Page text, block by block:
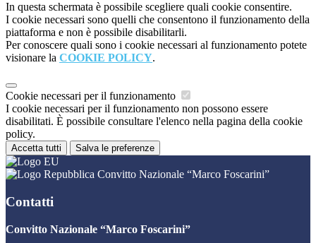
In questa schermata è possibile scegliere quali cookie consentire.
I cookie necessari sono quelli che consentono il funzionamento della
piattaforma e non è possibile disabilitarli.
Per conoscere quali sono i cookie necessari al funzionamento potete
visionare la COOKIE POLICY.
Cookie necessari per il funzionamento
I cookie necessari per il funzionamento non possono essere
disabilitati. È possibile consultare l'elenco nella pagina della cookie
policy.
Accetta tutti Salva le preferenze
Convitto Nazionale “Marco Foscarini”
Contatti
Convitto Nazionale “Marco Foscarini”